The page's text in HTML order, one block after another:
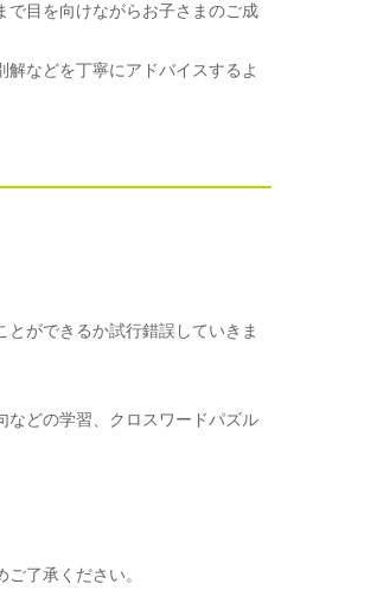
で目を向けながらお子さまのご成
などを丁寧にアドバイスするよ
ができるか試行錯誤していきま
どの学習、クロスワードパズル
了承ください。